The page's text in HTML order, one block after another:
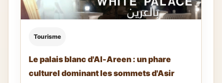
Tourisme
Le palais blanc d'Al-Areen : un phare
culturel dominant les sommets d'Asir